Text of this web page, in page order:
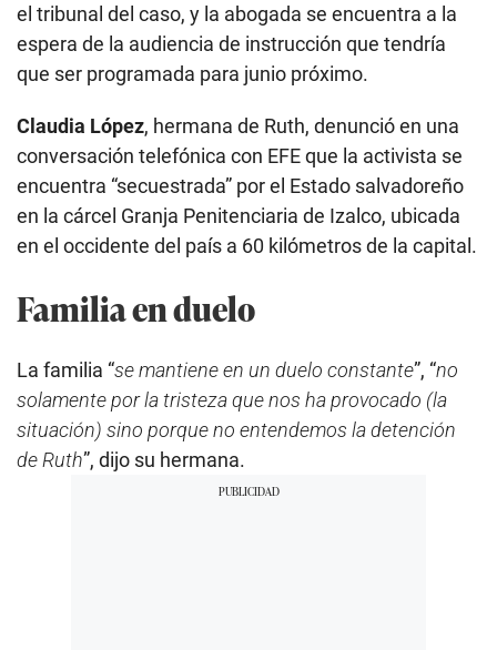
el tribunal del caso, y la abogada se encuentra a la
espera de la audiencia de instrucción que tendría
que ser programada para junio próximo.
Claudia López, hermana de Ruth, denunció en una
conversación telefónica con EFE que la activista se
encuentra “secuestrada” por el Estado salvadoreño
en la cárcel Granja Penitenciaria de Izalco, ubicada
en el occidente del país a 60 kilómetros de la capital.
Familia en duelo
La familia “se mantiene en un duelo constante”, “no
solamente por la tristeza que nos ha provocado (la
situación) sino porque no entendemos la detención
de Ruth”, dijo su hermana.